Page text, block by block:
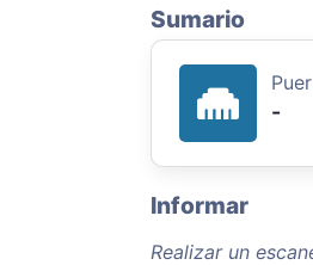
Sumario
-
Informar
Realizar un